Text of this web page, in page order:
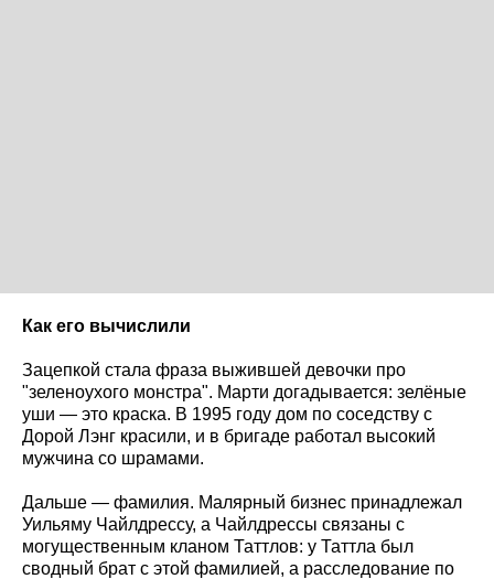
Как его вычислили
Зацепкой стала фраза выжившей девочки про
"зеленоухого монстра". Марти догадывается: зелёные
уши — это краска. В 1995 году дом по соседству с
Дорой Лэнг красили, и в бригаде работал высокий
мужчина со шрамами.
Дальше — фамилия. Малярный бизнес принадлежал
Уильяму Чайлдрессу, а Чайлдрессы связаны с
могущественным кланом Таттлов: у Таттла был
сводный брат с этой фамилией, а расследование по